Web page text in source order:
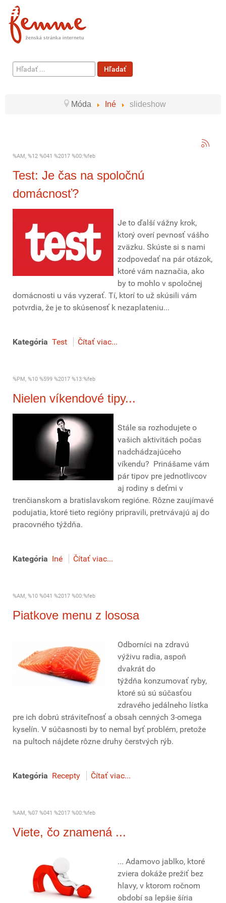
Hľadať
...
Hľadať
Móda Iné slideshow
%AM, %12 %041 %2017 %00:%feb
Test: Je čas na spoločnú
domácnosť?
Je to ďalší vážny krok,
ktorý overí pevnosť vášho
zväzku. Skúste si s nami
zodpovedať na pár otázok,
ktoré vám naznačia, ako
by to mohlo v spoločnej
domácnosti u vás vyzerať. Tí, ktorí to už skúsili vám
potvrdia, že je to skúsenosť k nezaplateniu...
Kategória Test Čítať viac...
%PM, %10 %599 %2017 %13:%feb
Nielen víkendové tipy...
Stále sa rozhodujete o
vašich aktivitách počas
nadchádzajúceho
víkendu? Prinášame vám
pár tipov pre jednotlivcov
aj rodiny s deťmi v
trenčianskom a bratislavskom regióne. Rôzne zaujímavé
podujatia, ktoré tieto regióny pripravili, pretrvávajú aj do
pracovného týždňa.
Kategória Iné Čítať viac...
%AM, %10 %041 %2017 %00:%feb
Piatkove menu z lososa
Odborníci na zdravú
výživu radia, aspoň
dvakrát do
týždňa konzumovať ryby,
ktoré sú sú súčasťou
zdravého jedálneho lístka
pre ich dobrú stráviteľnosť a obsah cenných 3-omega
kyselín. V súčasnosti by to nemal byť problém, pretože
na pultoch nájdete rôzne druhy čerstvých rýb.
Kategória Recepty Čítať viac...
%AM, %07 %041 %2017 %00:%feb
Viete, čo znamená ...
... Adamovo jablko, ktoré
zviera dokáže prežiť bez
hlavy, v ktorom ročnom
období sa lepšie šíria